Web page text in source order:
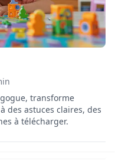
transforme
des astuces claires, des
à télécharger.